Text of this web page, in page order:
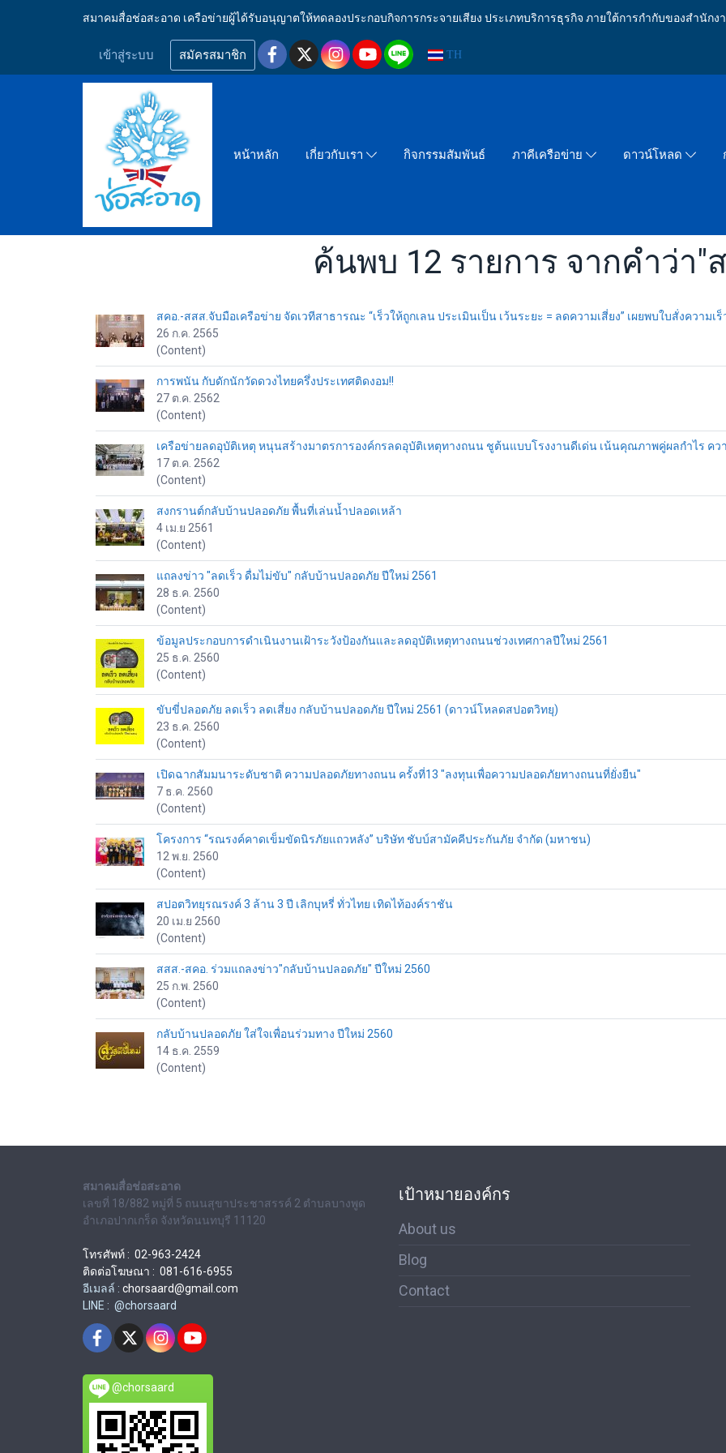
สมาคมสื่อช่อสะอาด เครือข่ายผู้ได้รับอนุญาตให้ทดลองประกอบกิจการกระจายเสียง ประเภทบริการธุรกิจ ภายใต้การกำกับของสำนั
เข้าสู่ระบบ สมัครสมาชิก TH
หน้าหลัก เกี่ยวกับเรา กิจกรรมสัมพันธ์ ภาคีเครือข่าย ดาวน์โหลด
ค้นพบ 12 รายการ จากคำว่า"
สคอ.-สสส.จับมือเครือข่าย จัดเวทีสาธารณะ “เร็วให้ถูกเลน ประเมินเป็น เว้นระยะ = ลดความเสี่ยง” เผยพบใบสั่งความเ
26 ก.ค. 2565
(Content)
การพนัน กับดักนักวัดดวงไทยครึ่งประเทศติดงอม!!
27 ต.ค. 2562
(Content)
เครือข่ายลดอุบัติเหตุ หนุนสร้างมาตรการองค์กรลดอุบัติเหตุทางถนน ชูต้นแบบโรงงานดีเด่น เน้นคุณภาพคู่ผลกำไร ค
17 ต.ค. 2562
(Content)
สงกรานต์กลับบ้านปลอดภัย พื้นที่เล่นน้ำปลอดเหล้า
4 เม.ย 2561
(Content)
แถลงข่าว "ลดเร็ว ดื่มไม่ขับ" กลับบ้านปลอดภัย ปีใหม่ 2561
28 ธ.ค. 2560
(Content)
ข้อมูลประกอบการดำเนินงานเฝ้าระวังป้องกันและลดอุบัติเหตุทางถนนช่วงเทศกาลปีใหม่ 2561
25 ธ.ค. 2560
(Content)
ขับขี่ปลอดภัย ลดเร็ว ลดเสี่ยง กลับบ้านปลอดภัย ปีใหม่ 2561 (ดาวน์โหลดสปอตวิทยุ)
23 ธ.ค. 2560
(Content)
เปิดฉากสัมมนาระดับชาติ ความปลอดภัยทางถนน ครั้งที่13 "ลงทุนเพื่อความปลอดภัยทางถนนที่ยั่งยืน"
7 ธ.ค. 2560
(Content)
โครงการ “รณรงค์คาดเข็มขัดนิรภัยแถวหลัง” บริษัท ชับบ์สามัคคีประกันภัย จำกัด (มหาชน)
12 พ.ย. 2560
(Content)
สปอตวิทยุรณรงค์ 3 ล้าน 3 ปี เลิกบุหรี่ ทั่วไทย เทิดไท้องค์ราชัน
20 เม.ย 2560
(Content)
สสส.-สคอ. ร่วมแถลงข่าว"กลับบ้านปลอดภัย" ปีใหม่ 2560
25 ก.พ. 2560
(Content)
กลับบ้านปลอดภัย ใส่ใจเพื่อนร่วมทาง ปีใหม่ 2560
14 ธ.ค. 2559
(Content)
สมาคมสื่อช่อสะอาด
เลขที่ 18/882 หมู่ที่ 5 ถนนสุขาประชาสรรค์ 2 ตำบลบางพูด
อำเภอปากเกร็ด จังหวัดนนทบุรี 11120
โทรศัพท์ : 02-963-2424
ติดต่อโฆษณา : 081-616-6955
อีเมลล์ : chorsaard@gmail.com
LINE : @chorsaard
@chorsaard
เป้าหมายองค์กร
About us
Blog
Contact